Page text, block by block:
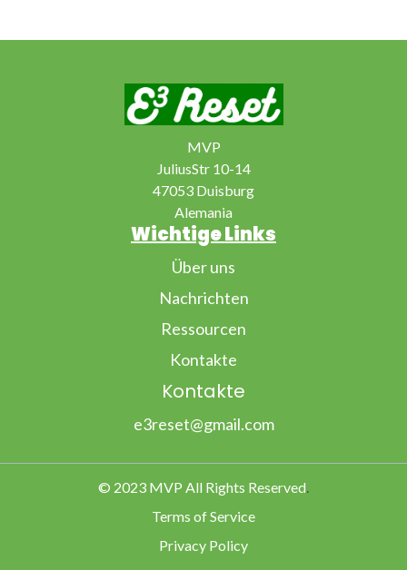
MVP
JuliusStr 10-14
47053 Duisburg
Alemania
Wichtige Links
Über uns
Nachrichten
Ressourcen
Kontakte
Kontakte
e3reset@gmail.com
© 2023 MVP All Rights Reserved.
Terms of Service
Privacy Policy